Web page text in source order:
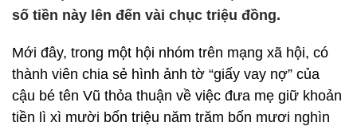
số tiền này lên đến vài chục triệu đồng.
Mới đây, trong một hội nhóm trên mạng xã hội, có
thành viên chia sẻ hình ảnh tờ “giấy vay nợ” của
cậu bé tên Vũ thỏa thuận về việc đưa mẹ giữ khoản
tiền lì xì mười bốn triệu năm trăm bốn mươi nghìn